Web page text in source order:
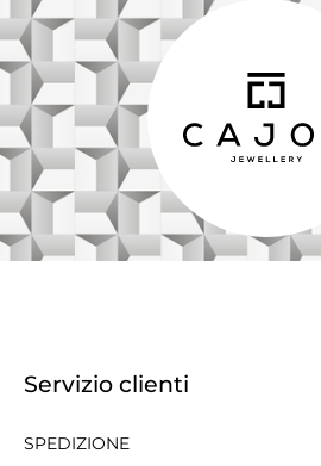
Servizio clienti
SPEDIZIONE